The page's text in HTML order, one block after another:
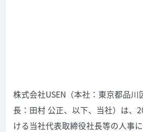
株式会社USEN（本社：東京都品川
長：田村 公正、以下、当社）は、
ける当社代表取締役社長等の人事